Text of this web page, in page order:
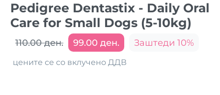
Pedigree Dentastix - Daily Oral
Care for Small Dogs (5-10kg)
110.00 ден. 99.00 ден. Заштеди 10%
цените се со вклучено ДДВ